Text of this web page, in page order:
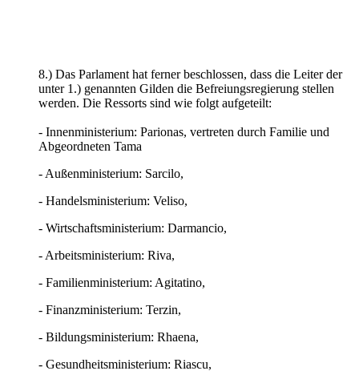
8.) Das Parlament hat ferner beschlossen, dass die Leiter der
unter 1.) genannten Gilden die Befreiungsregierung stellen
werden. Die Ressorts sind wie folgt aufgeteilt:
- Innenministerium: Parionas, vertreten durch Familie und
Abgeordneten Tama
- Außenministerium: Sarcilo,
- Handelsministerium: Veliso,
- Wirtschaftsministerium: Darmancio,
- Arbeitsministerium: Riva,
- Familienministerium: Agitatino,
- Finanzministerium: Terzin,
- Bildungsministerium: Rhaena,
- Gesundheitsministerium: Riascu,